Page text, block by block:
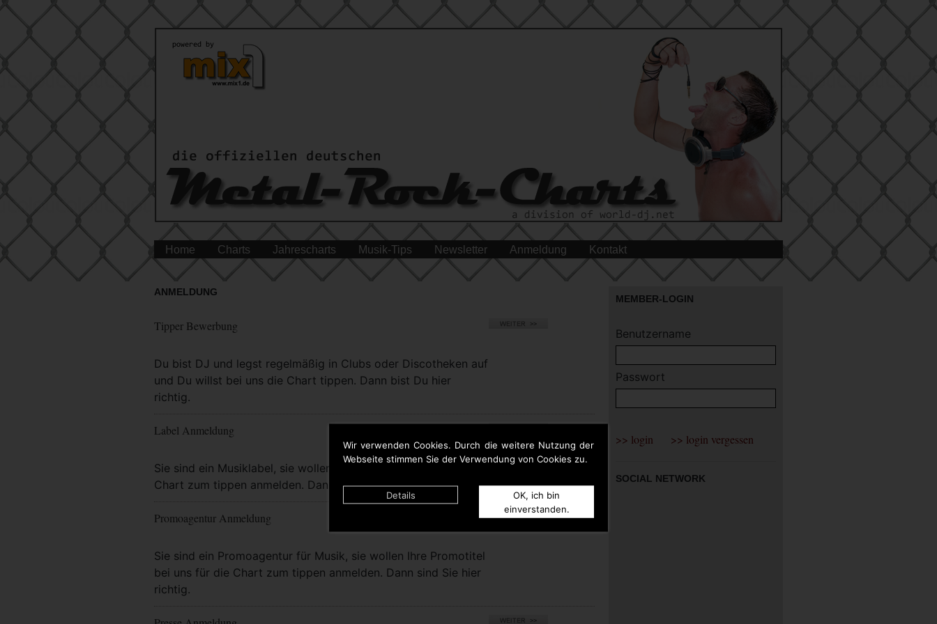
Wir verwenden Cookies. Durch die weitere Nutzung der
Webseite stimmen Sie der Verwendung von Cookies zu.
Details
OK, ich bin
einverstanden.
Home Charts Jahrescharts Musik-Tips Newsletter Anmeldung Kontakt
ANMELDUNG
Tipper Bewerbung
Du bist DJ und legst regelmäßig in Clubs oder Discotheken auf
und Du willst bei uns die Chart tippen. Dann bist Du hier
richtig.
Mehr Info
Label Anmeldung
Sie sind ein Musiklabel, sie wollen bei uns eigene Titel für die
Chart zum tippen anmelden. Dann sind Sie hier richtig.
Mehr Info
Promoagentur Anmeldung
Sie sind ein Promoagentur für Musik, sie wollen Ihre Promotitel
bei uns für die Chart zum tippen anmelden. Dann sind Sie hier
richtig.
Mehr Info
MEMBER-LOGIN
Benutzername
Passwort
SOCIAL NETWORK